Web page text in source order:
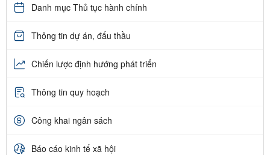
Danh mục Thủ tục hành chính
Thông tin dự án, đấu thầu
Chiến lược định hướng phát triển
Thông tin quy hoạch
Công khai ngân sách
Báo cáo kinh tế xã hội